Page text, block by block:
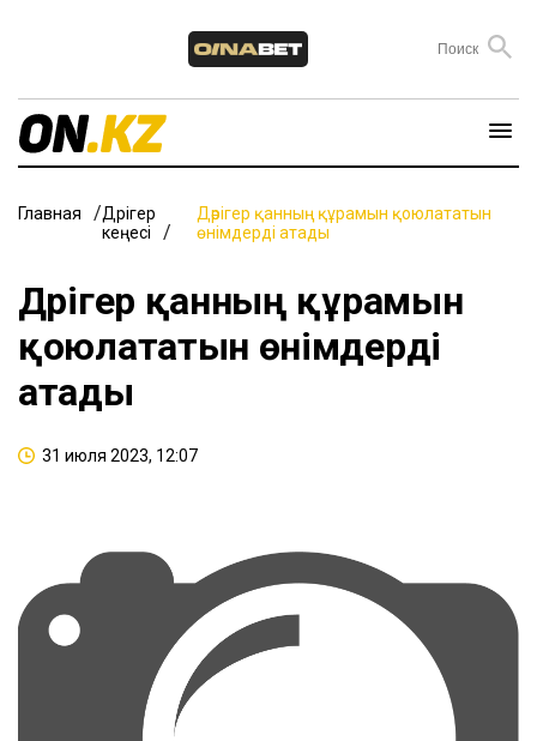
Главная
Дәрігер
кеңесі
Дәрігер қанның құрамын қоюлататын
өнімдерді атады
Дәрігер қанның құрамын
қоюлататын өнімдерді
атады
31 июля 2023, 12:07